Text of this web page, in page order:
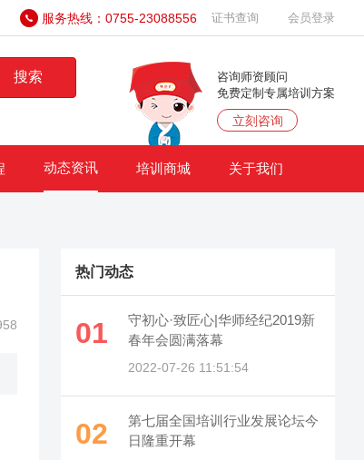
服务热线：0755-23088556 证书查询 会员登录
搜索
咨询师资顾问
免费定制专属培训方案
立刻咨询
动态资讯 培训商城 关于我们
热门动态
01
守初心·致匠心|华师经纪2019新
春年会圆满落幕
2022-07-26 11:51:54
02
第七届全国培训行业发展论坛今
日隆重开幕